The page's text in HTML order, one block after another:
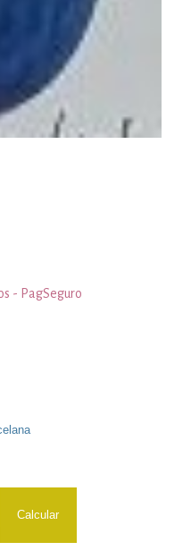
- PagSeguro
Calcular